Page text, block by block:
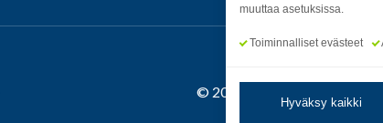
muuttaa asetuksissa.
Toiminnalliset evästeet
Hyväksy kaikki
© 2026 Satakuntaliitto. All